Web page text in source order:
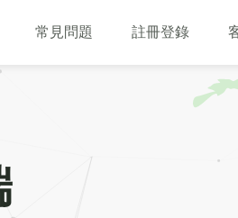
常見問題 註冊登錄